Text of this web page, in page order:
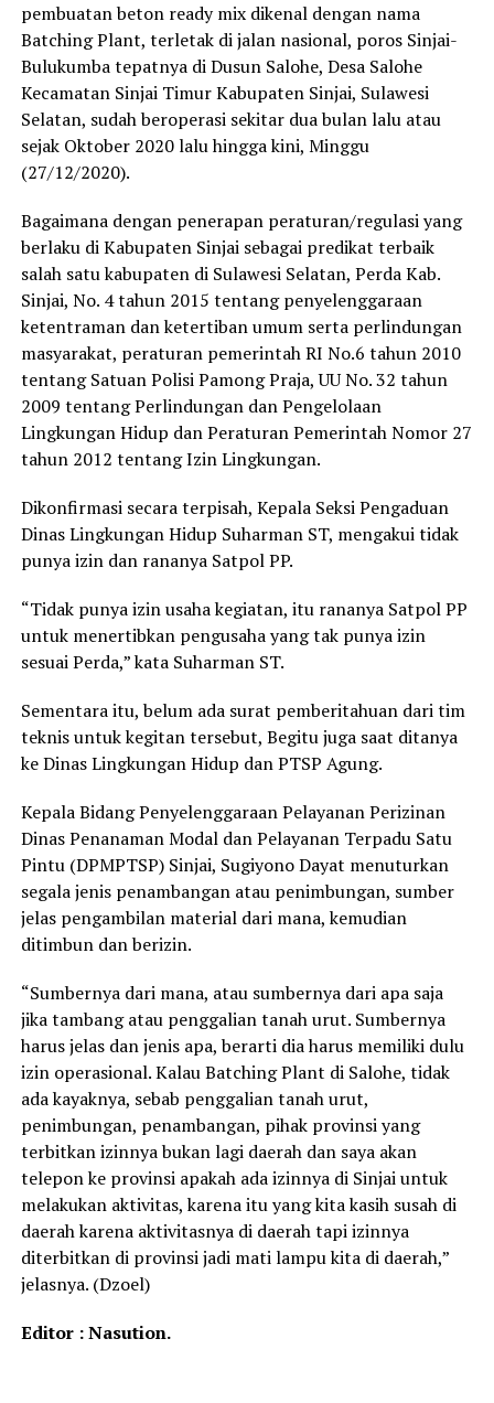
pembuatan beton ready mix dikenal dengan nama
Batching Plant, terletak di jalan nasional, poros Sinjai-
Bulukumba tepatnya di Dusun Salohe, Desa Salohe
Kecamatan Sinjai Timur Kabupaten Sinjai, Sulawesi
Selatan, sudah beroperasi sekitar dua bulan lalu atau
sejak Oktober 2020 lalu hingga kini, Minggu
(27/12/2020).
Bagaimana dengan penerapan peraturan/regulasi yang
berlaku di Kabupaten Sinjai sebagai predikat terbaik
salah satu kabupaten di Sulawesi Selatan, Perda Kab.
Sinjai, No. 4 tahun 2015 tentang penyelenggaraan
ketentraman dan ketertiban umum serta perlindungan
masyarakat, peraturan pemerintah RI No.6 tahun 2010
tentang Satuan Polisi Pamong Praja, UU No. 32 tahun
2009 tentang Perlindungan dan Pengelolaan
Lingkungan Hidup dan Peraturan Pemerintah Nomor 27
tahun 2012 tentang Izin Lingkungan.
Dikonfirmasi secara terpisah, Kepala Seksi Pengaduan
Dinas Lingkungan Hidup Suharman ST, mengakui tidak
punya izin dan rananya Satpol PP.
“Tidak punya izin usaha kegiatan, itu rananya Satpol PP
untuk menertibkan pengusaha yang tak punya izin
sesuai Perda,” kata Suharman ST.
Sementara itu, belum ada surat pemberitahuan dari tim
teknis untuk kegitan tersebut, Begitu juga saat ditanya
ke Dinas Lingkungan Hidup dan PTSP Agung.
Kepala Bidang Penyelenggaraan Pelayanan Perizinan
Dinas Penanaman Modal dan Pelayanan Terpadu Satu
Pintu (DPMPTSP) Sinjai, Sugiyono Dayat menuturkan
segala jenis penambangan atau penimbungan, sumber
jelas pengambilan material dari mana, kemudian
ditimbun dan berizin.
“Sumbernya dari mana, atau sumbernya dari apa saja
jika tambang atau penggalian tanah urut. Sumbernya
harus jelas dan jenis apa, berarti dia harus memiliki dulu
izin operasional. Kalau Batching Plant di Salohe, tidak
ada kayaknya, sebab penggalian tanah urut,
penimbungan, penambangan, pihak provinsi yang
terbitkan izinnya bukan lagi daerah dan saya akan
telepon ke provinsi apakah ada izinnya di Sinjai untuk
melakukan aktivitas, karena itu yang kita kasih susah di
daerah karena aktivitasnya di daerah tapi izinnya
diterbitkan di provinsi jadi mati lampu kita di daerah,”
jelasnya. (Dzoel)
Editor : Nasution.